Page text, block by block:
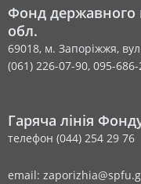
Фонд державного
обл.
69018, м. Запоріжжя,
(061) 226-07-90, 095-
Гаряча лінія
телефон (044) 254 29 76
email: